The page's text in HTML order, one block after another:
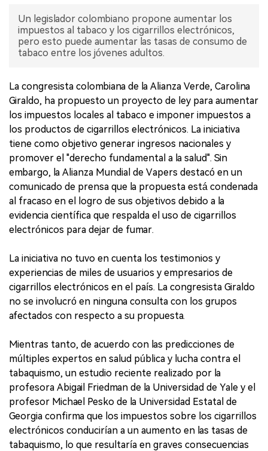
Un legislador colombiano propone aumentar los
impuestos al tabaco y los cigarrillos electrónicos,
pero esto puede aumentar las tasas de consumo de
tabaco entre los jóvenes adultos.
La congresista colombiana de la Alianza Verde, Carolina
Giraldo, ha propuesto un proyecto de ley para aumentar
los impuestos locales al tabaco e imponer impuestos a
los productos de cigarrillos electrónicos. La iniciativa
tiene como objetivo generar ingresos nacionales y
promover el "derecho fundamental a la salud". Sin
embargo, la Alianza Mundial de Vapers destacó en un
comunicado de prensa que la propuesta está condenada
al fracaso en el logro de sus objetivos debido a la
evidencia científica que respalda el uso de cigarrillos
electrónicos para dejar de fumar.
La iniciativa no tuvo en cuenta los testimonios y
experiencias de miles de usuarios y empresarios de
cigarrillos electrónicos en el país. La congresista Giraldo
no se involucró en ninguna consulta con los grupos
afectados con respecto a su propuesta.
Mientras tanto, de acuerdo con las predicciones de
múltiples expertos en salud pública y lucha contra el
tabaquismo, un estudio reciente realizado por la
profesora Abigail Friedman de la Universidad de Yale y el
profesor Michael Pesko de la Universidad Estatal de
Georgia confirma que los impuestos sobre los cigarrillos
electrónicos conducirían a un aumento en las tasas de
tabaquismo, lo que resultaría en graves consecuencias